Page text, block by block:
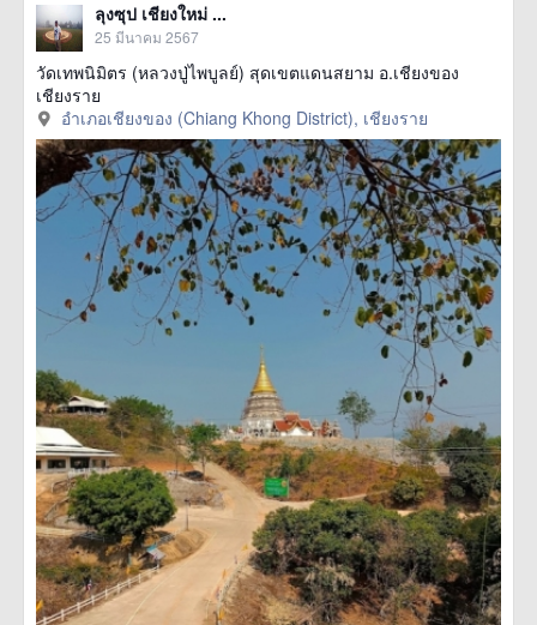
ลุงซุป เชียงใหม่ ...
25 มีนาคม 2567
วัดเทพนิมิตร (หลวงปู่ไพบูลย์) สุดเขตแดนสยาม อ.เชียงของ
เชียงราย
อำเภอเชียงของ (Chiang Khong District), เชียงราย